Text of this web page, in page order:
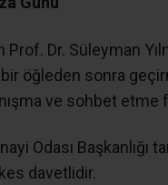
Prof. Dr. Süleyman
öğleden sonra
ve sohbet etme
Odası Başkanlığı
davetlidir.